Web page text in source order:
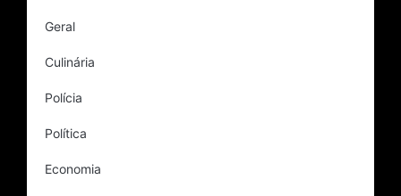
Geral
Culinária
Polícia
Política
Economia